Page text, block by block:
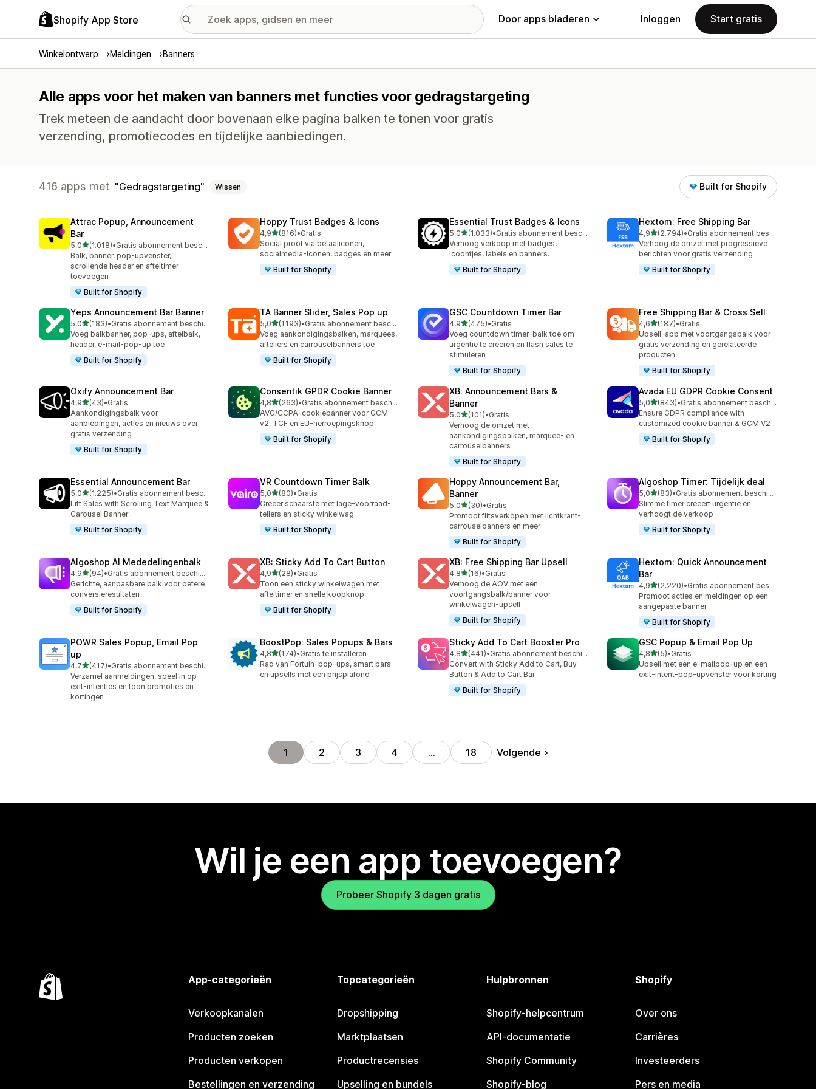
Shopify App Store Door apps bladeren Inloggen Start gratis
Winkelontwerp Meldingen Banners
Alle apps voor het maken van banners met functies voor gedragstargeting
Trek meteen de aandacht door bovenaan elke pagina balken te tonen voor gratis
verzending, promotiecodes en tijdelijke aanbiedingen.
416 apps met Gedragstargeting Wissen Built for Shopify
Attrac Popup, Announcement
Bar
5,0van 5 sterren
(1.018)
1018 recensies in totaal
•
Gratis abonnement beschikbaar
Balk, banner, pop-upvenster,
scrollende header en afteltimer
toevoegen
Built for Shopify
Hoppy Trust Badges & Icons
4,9van 5 sterren
(816)
816 recensies in totaal
•Gratis
Social proof via betaaliconen,
socialmedia-iconen, badges en meer
Built for Shopify
Essential Trust Badges & Icons
5,0van 5 sterren
(1.033)
1033 recensies in totaal
•
Gratis abonnement beschikbaar
Verhoog verkoop met badges,
icoontjes, labels en banners.
Built for Shopify
Hextom: Free Shipping Bar
4,9van 5 sterren
(2.794)
2794 recensies in totaal
•
Gratis abonnement beschikbaar
Verhoog de omzet met progressieve
berichten voor gratis verzending
Built for Shopify
Yeps Announcement Bar Banner
5,0van 5 sterren
(183)
183 recensies in totaal
•
Gratis abonnement beschikbaar
Voeg balkbanner, pop-ups, aftelbalk,
header, e-mail-pop-up toe
Built for Shopify
TA Banner Slider, Sales Pop up
5,0van 5 sterren
(1.193)
1193 recensies in totaal
•
Gratis abonnement beschikbaar
Voeg aankondigingsbalken, marquees,
aftellers en carrouselbanners toe
Built for Shopify
GSC Countdown Timer Bar
4,9van 5 sterren
(475)
475 recensies in totaal
•Gratis
Voeg countdown timer-balk toe om
urgentie te creëren en flash sales te
stimuleren
Built for Shopify
Free Shipping Bar & Cross Sell
4,6van 5 sterren
(187)
187 recensies in totaal
•Gratis
Upsell-app met voortgangsbalk voor
gratis verzending en gerelateerde
producten
Built for Shopify
Oxify Announcement Bar
4,9van 5 sterren
(43)
43 recensies in totaal
•Gratis
Aankondigingsbalk voor
aanbiedingen, acties en nieuws over
gratis verzending
Built for Shopify
Consentik GPDR Cookie Banner
4,8van 5 sterren
(263)
263 recensies in totaal
•
Gratis abonnement beschikbaar
AVG/CCPA-cookiebanner voor GCM
v2, TCF en EU-herroepingsknop
Built for Shopify
XB: Announcement Bars &
Banner
5,0van 5 sterren
(101)
101 recensies in totaal
•Gratis
Verhoog de omzet met
aankondigingsbalken, marquee- en
carrouselbanners
Built for Shopify
Avada EU GDPR Cookie Consent
5,0van 5 sterren
(843)
843 recensies in totaal
•
Gratis abonnement beschikbaar
Ensure GDPR compliance with
customized cookie banner & GCM V2
Built for Shopify
Essential Announcement Bar
5,0van 5 sterren
(1.225)
1225 recensies in totaal
•
Gratis abonnement beschikbaar
Lift Sales with Scrolling Text Marquee &
Carousel Banner
Built for Shopify
VR Countdown Timer Balk
5,0van 5 sterren
(80)
80 recensies in totaal
•Gratis
Creëer schaarste met lage-voorraad-
tellers en sticky winkelwag
Built for Shopify
Hoppy Announcement Bar,
Banner
5,0van 5 sterren
(30)
30 recensies in totaal
•Gratis
Promoot flitsverkopen met lichtkrant-
carrouselbanners en meer
Built for Shopify
Algoshop Timer: Tijdelijk deal
5,0van 5 sterren
(83)
83 recensies in totaal
•
Gratis abonnement beschikbaar
Slimme timer creëert urgentie en
verhoogt de verkoop
Built for Shopify
Algoshop AI Mededelingenbalk
4,9van 5 sterren
(94)
94 recensies in totaal
•
Gratis abonnement beschikbaar
Gerichte, aanpasbare balk voor betere
conversieresultaten
Built for Shopify
XB: Sticky Add To Cart Button
4,9van 5 sterren
(28)
28 recensies in totaal
•Gratis
Toon een sticky winkelwagen met
afteltimer en snelle koopknop
Built for Shopify
XB: Free Shipping Bar Upsell
4,8van 5 sterren
(16)
16 recensies in totaal
•Gratis
Verhoog de AOV met een
voortgangsbalk/banner voor
winkelwagen-upsell
Built for Shopify
Hextom: Quick Announcement
Bar
4,9van 5 sterren
(2.220)
2220 recensies in totaal
•
Gratis abonnement beschikbaar
Promoot acties en meldingen op een
aangepaste banner
Built for Shopify
POWR Sales Popup, Email Pop
up
4,7van 5 sterren
(417)
417 recensies in totaal
•
Gratis abonnement beschikbaar
Verzamel aanmeldingen, speel in op
exit-intenties en toon promoties en
kortingen
BoostPop: Sales Popups & Bars
4,8van 5 sterren
(174)
174 recensies in totaal
•Gratis te installeren
Rad van Fortuin-pop-ups, smart bars
en upsells met een prijsplafond
Sticky Add To Cart Booster Pro
4,8van 5 sterren
(441)
441 recensies in totaal
•
Gratis abonnement beschikbaar
Convert with Sticky Add to Cart, Buy
Button & Add to Cart Bar
Built for Shopify
GSC Popup & Email Pop Up
4,8van 5 sterren
(5)
5 recensies in totaal
•Gratis
Upsell met een e-mailpop-up en een
exit-intent-pop-upvenster voor korting
1 2 3 4 … 18 Volgende
Wil je een app toevoegen?
Probeer Shopify 3 dagen gratis
App-categorieën
Verkoopkanalen
Producten zoeken
Producten verkopen
Bestellingen en verzending
Topcategorieën
Dropshipping
Marktplaatsen
Productrecensies
Upselling en bundels
Hulpbronnen
Shopify-helpcentrum
API-documentatie
Shopify Community
Shopify-blog
Shopify
Over ons
Carrières
Investeerders
Pers en media